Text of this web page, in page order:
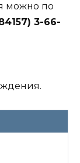
можно по
3-66-